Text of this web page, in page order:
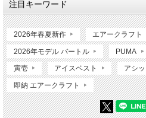
注目キーワード
2026年春夏新作 エアークラフト
2026年モデル バートル PUMA
寅壱 アイスベスト アシ
即納 エアークラフト